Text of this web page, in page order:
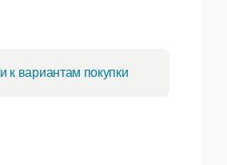
к вариантам покупки